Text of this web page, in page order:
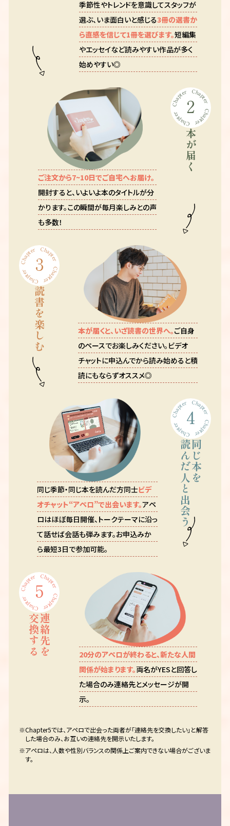
季節性やトレンドを意識してスタッフが
選ぶ、いま面白いと感じる3冊の選書か
ら直感を信じて1冊を選びます。短編集
やエッセイなど読みやすい作品が多く
始めやすい◎
2Chapter
Chapter
ChapterChapter
本が届く
ご注文から7~10日でご自宅へお届け。
開封すると、いよいよ本のタイトルが分
かります。この瞬間が毎月楽しみとの声
も多数！
3Chapter
Chapter
ChapterChapter
読書を楽しむ 本が届くと、いざ読書の世界へ。ご自身
のペースでお楽しみください。ビデオ
チャットに申込んでから読み始めると積
読にもならずオススメ◎
4Chapter
Chapter
Chapter Chapter
読んだ人と出会う同じ本を
同じ季節・同じ本を読んだ方同士ビデ
オチャット“アペロ”で出会います。アペ
ロはほぼ毎日開催、トークテーマに沿っ
て話せば会話も弾みます。お申込みか
ら最短3日で参加可能。
5Chapter
Chapter
ChapterChapter
交換する連絡先を
20分のアペロが終わると、新たな人間
関係が始まります。両名がYESと回答し
た場合のみ連絡先とメッセージが開
示。
※Chapter5では、アペロで出会った両者が「連絡先を交換したい」と解答
した場合のみ、お互いの連絡先を開示いたします。
※アペロは、人数や性別バランスの関係上ご案内できない場合がございま
す。